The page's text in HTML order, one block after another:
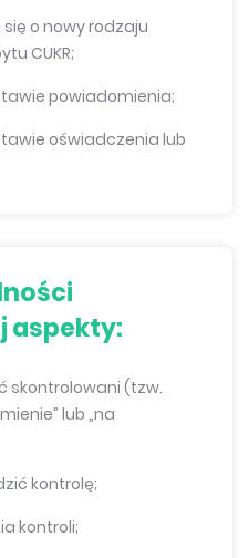
o nowy rodzaju
CUKR;
powiadomienia;
oświadczenia lub
aspekty:
skontrolowani (tzw.
lub „na
kontrolę;
kontroli;